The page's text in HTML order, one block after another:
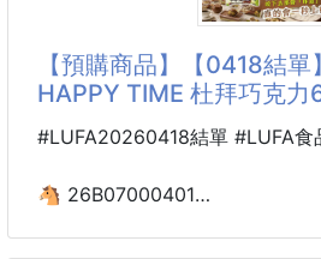
密封再升級，鎖住新鮮一整天！
雙封條嚴密貼合
防潮、防異味，鎖住食材鮮味不流
都能輕鬆保存喔！
緊緊密封袋
【預購商品】【0418結單
HAPPY TIME 杜拜巧克
#LUFA20260418結單 #LUFA食
🐴 26B07000401